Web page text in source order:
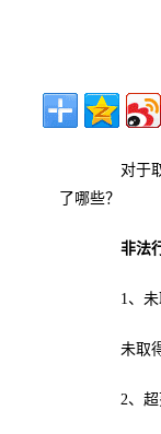
对于取
了哪些？
非法
1、未取
未取得
2、超范